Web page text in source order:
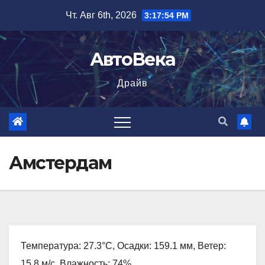
содержимому
Чт. Авг 6th, 2026 3:17:55 PM
АвтоВека
Драйв
Амстердам
Температура: 27.3°C, Осадки: 159.1 мм, Ветер: